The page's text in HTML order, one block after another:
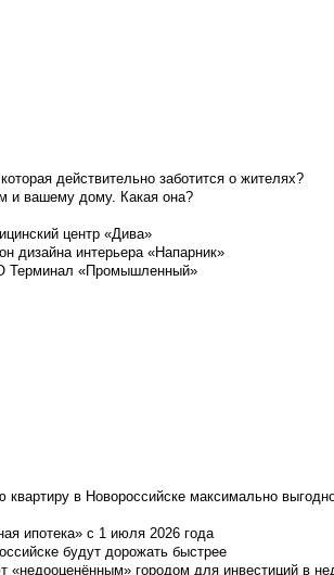
действительно заботится о жителях?
и вашему дому. Какая она?
центр «Дива»
дизайна интерьера «Напарник»
Терминал «Промышленный»
квартиру в Новороссийске максимально
ипотека» с 1 июля 2026 года
будут дорожать быстрее
«недооценённым» городом для инвестиций в